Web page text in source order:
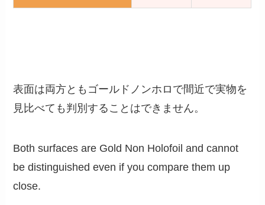
表面は両方ともゴールドノンホロで間近で実物を
見比べても判別することはできません。
Both surfaces are Gold Non Holofoil and cannot
be distinguished even if you compare them up
close.